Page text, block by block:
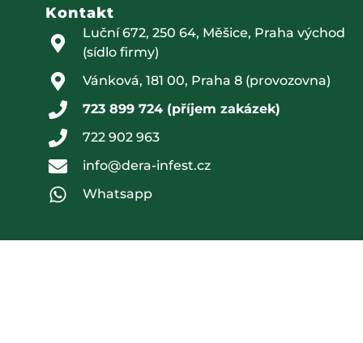
Kontakt
Luční 672, 250 64, Měšice, Praha východ
(sídlo firmy)
Vánková, 181 00, Praha 8 (provozovna)
723 899 724 (příjem zakázek)
722 902 963
info@dera-infest.cz
Whatsapp